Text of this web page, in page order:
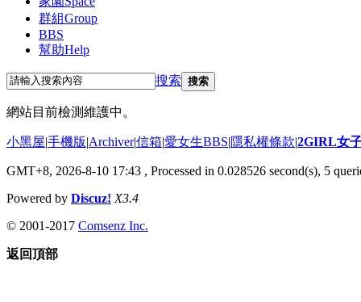
群組Group
BBS
幫助Help
搜索 搜索
網站目前檢測維護中。
小黑屋|手機版|Archiver|信箱|愛女生BBS|隱私權條款|2GIRL女
GMT+8, 2026-8-10 17:43 , Processed in 0.028526 second(s), 5
Powered by Discuz! X3.4
© 2001-2017 Comsenz Inc.
返回頂部